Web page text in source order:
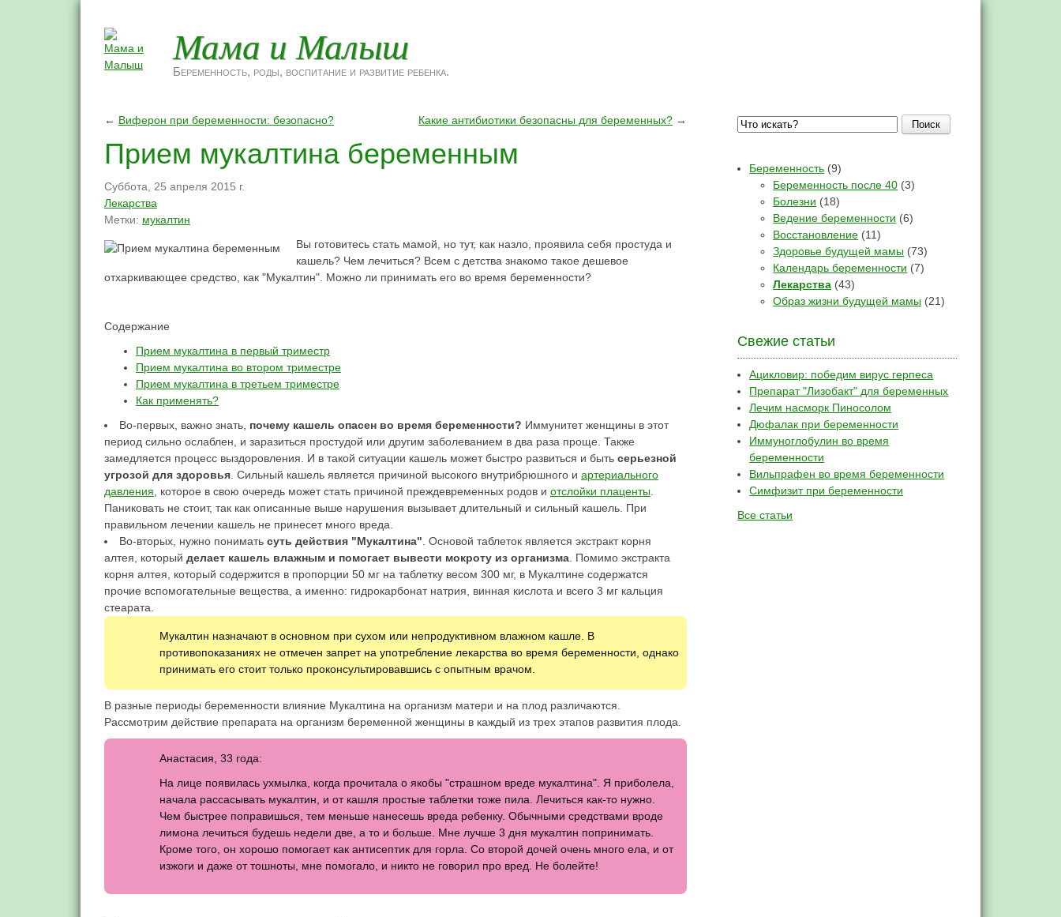
Мама и Малыш
Беременность, роды, воспитание и развитие ребенка.
← Виферон при беременности: безопасно? Какие антибиотики безопасны для беременных? →
Прием мукалтина беременным
Суббота, 25 апреля 2015 г.
Лекарства
Метки: мукалтин
Вы готовитесь стать мамой, но тут, как назло, проявила себя простуда и
кашель? Чем лечиться? Всем с детства знакомо такое дешевое
отхаркивающее средство, как "Мукалтин". Можно ли принимать его во время беременности?
Содержание
Прием мукалтина в первый триместр
Прием мукалтина во втором триместре
Прием мукалтина в третьем триместре
Как применять?
Во-первых, важно знать, почему кашель опасен во время беременности? Иммунитет женщины в этот
период сильно ослаблен, и заразиться простудой или другим заболеванием в два раза проще. Также
замедляется процесс выздоровления. И в такой ситуации кашель может быстро развиться и быть серьезной
угрозой для здоровья . Сильный кашель является причиной высокого внутрибрюшного и артериального
давления , которое в свою очередь может стать причиной преждевременных родов и отслойки плаценты
Паниковать не стоит, так как описанные выше нарушения вызывает длительный и сильный кашель. При
правильном лечении кашель не принесет много вреда.
Во-вторых, нужно понимать суть действия "Мукалтина" . Основой таблеток является экстракт корня
алтея, который делает кашель влажным и помогает вывести мокроту из организма . Помимо экстракта
корня алтея, который содержится в пропорции 50 мг на таблетку весом 300 мг, в Мукалтине содержатся
прочие вспомогательные вещества, а именно: гидрокарбонат натрия, винная кислота и всего 3 мг кальция
стеарата.
Мукалтин назначают в основном при сухом или непродуктивном влажном кашле. В
противопоказаниях не отмечен запрет на употребление лекарства во время беременности, однако
принимать его стоит только проконсультировавшись с опытным врачом.
В разные периоды беременности влияние Мукалтина на организм матери и на плод различаются.
Рассмотрим действие препарата на организм беременной женщины в каждый из трех этапов развития плода.
Анастасия, 33 года:
На лице появилась ухмылка, когда прочитала о якобы "страшном вреде мукалтина". Я приболела,
начала рассасывать мукалтин, и от кашля простые таблетки тоже пила. Лечиться как-то нужно.
Чем быстрее поправишься, тем меньше нанесешь вреда ребенку. Обычными средствами вроде
лимона лечиться будешь недели две, а то и больше. Мне лучше 3 дня мукалтин попринимать.
Кроме того, он хорошо помогает как антисептик для горла. Со второй дочей очень много ела, и от
изжоги и даже от тошноты, мне помогало, и никто не говорил про вред. Не болейте!
Поиск
Беременность (9)
Беременность после 40 (3)
Болезни (18)
Ведение беременности (6)
Восстановление (11)
Здоровье будущей мамы (73)
Календарь беременности (7)
Лекарства (43)
Образ жизни будущей мамы (21)
Свежие статьи
Ацикловир: победим вирус герпеса
Препарат "Лизобакт" для беременных
Лечим насморк Пиносолом
Дюфалак при беременности
Иммуноглобулин во время
беременности
Вильпрафен во время беременности
Симфизит при беременности
Все статьи